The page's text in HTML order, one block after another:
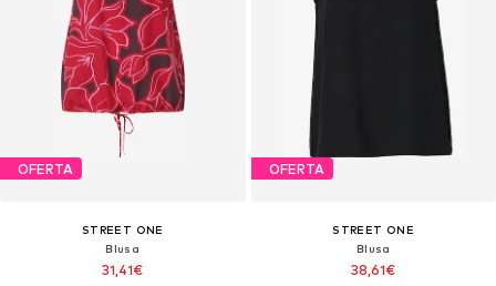
OFERTA
STREET ONE
Blusa
31,41€
OFERTA
STREET ONE
Blusa
38,61€